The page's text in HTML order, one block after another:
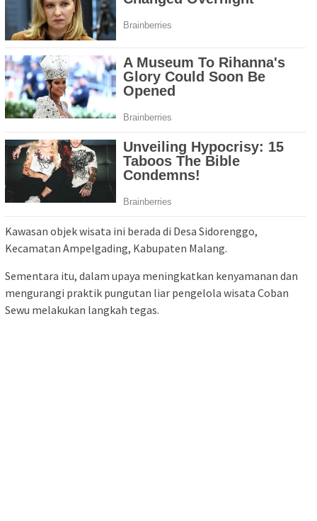
Kawasan objek wisata ini berada di Desa Sidorenggo,
Kecamatan Ampelgading, Kabupaten Malang.
Sementara itu, dalam upaya meningkatkan kenyamanan dan
mengurangi praktik pungutan liar pengelola wisata Coban
Sewu melakukan langkah tegas.